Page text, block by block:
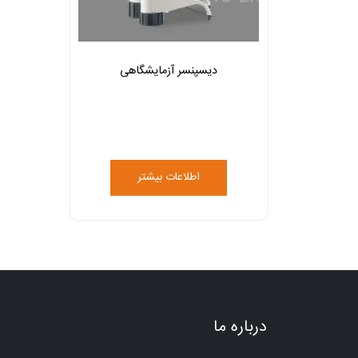
دیسپنسر آزمایشگاهی
اطلاعات بیشتر
درباره ما